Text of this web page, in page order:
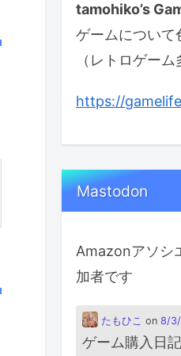
tamohiko’s
ゲームについて
（レトロゲーム
https://
Mastodon
Amazonアソシ
加者です
たもひこ on 8/
ゲーム購入日